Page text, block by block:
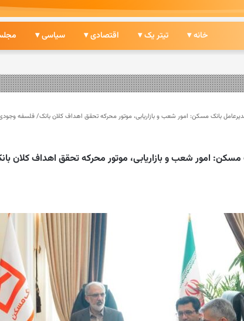
خانه ▾ تیتر یک ▾ اقتصادی ▾ سیاسی ▾
بانک مسکن: امور شعب و بازاریابی، موتور محرکه تحقق اهداف کلان بانک/ فلسفه
مسکن: امور شعب و بازاریابی، موتور محرکه تحقق اهداف کلان